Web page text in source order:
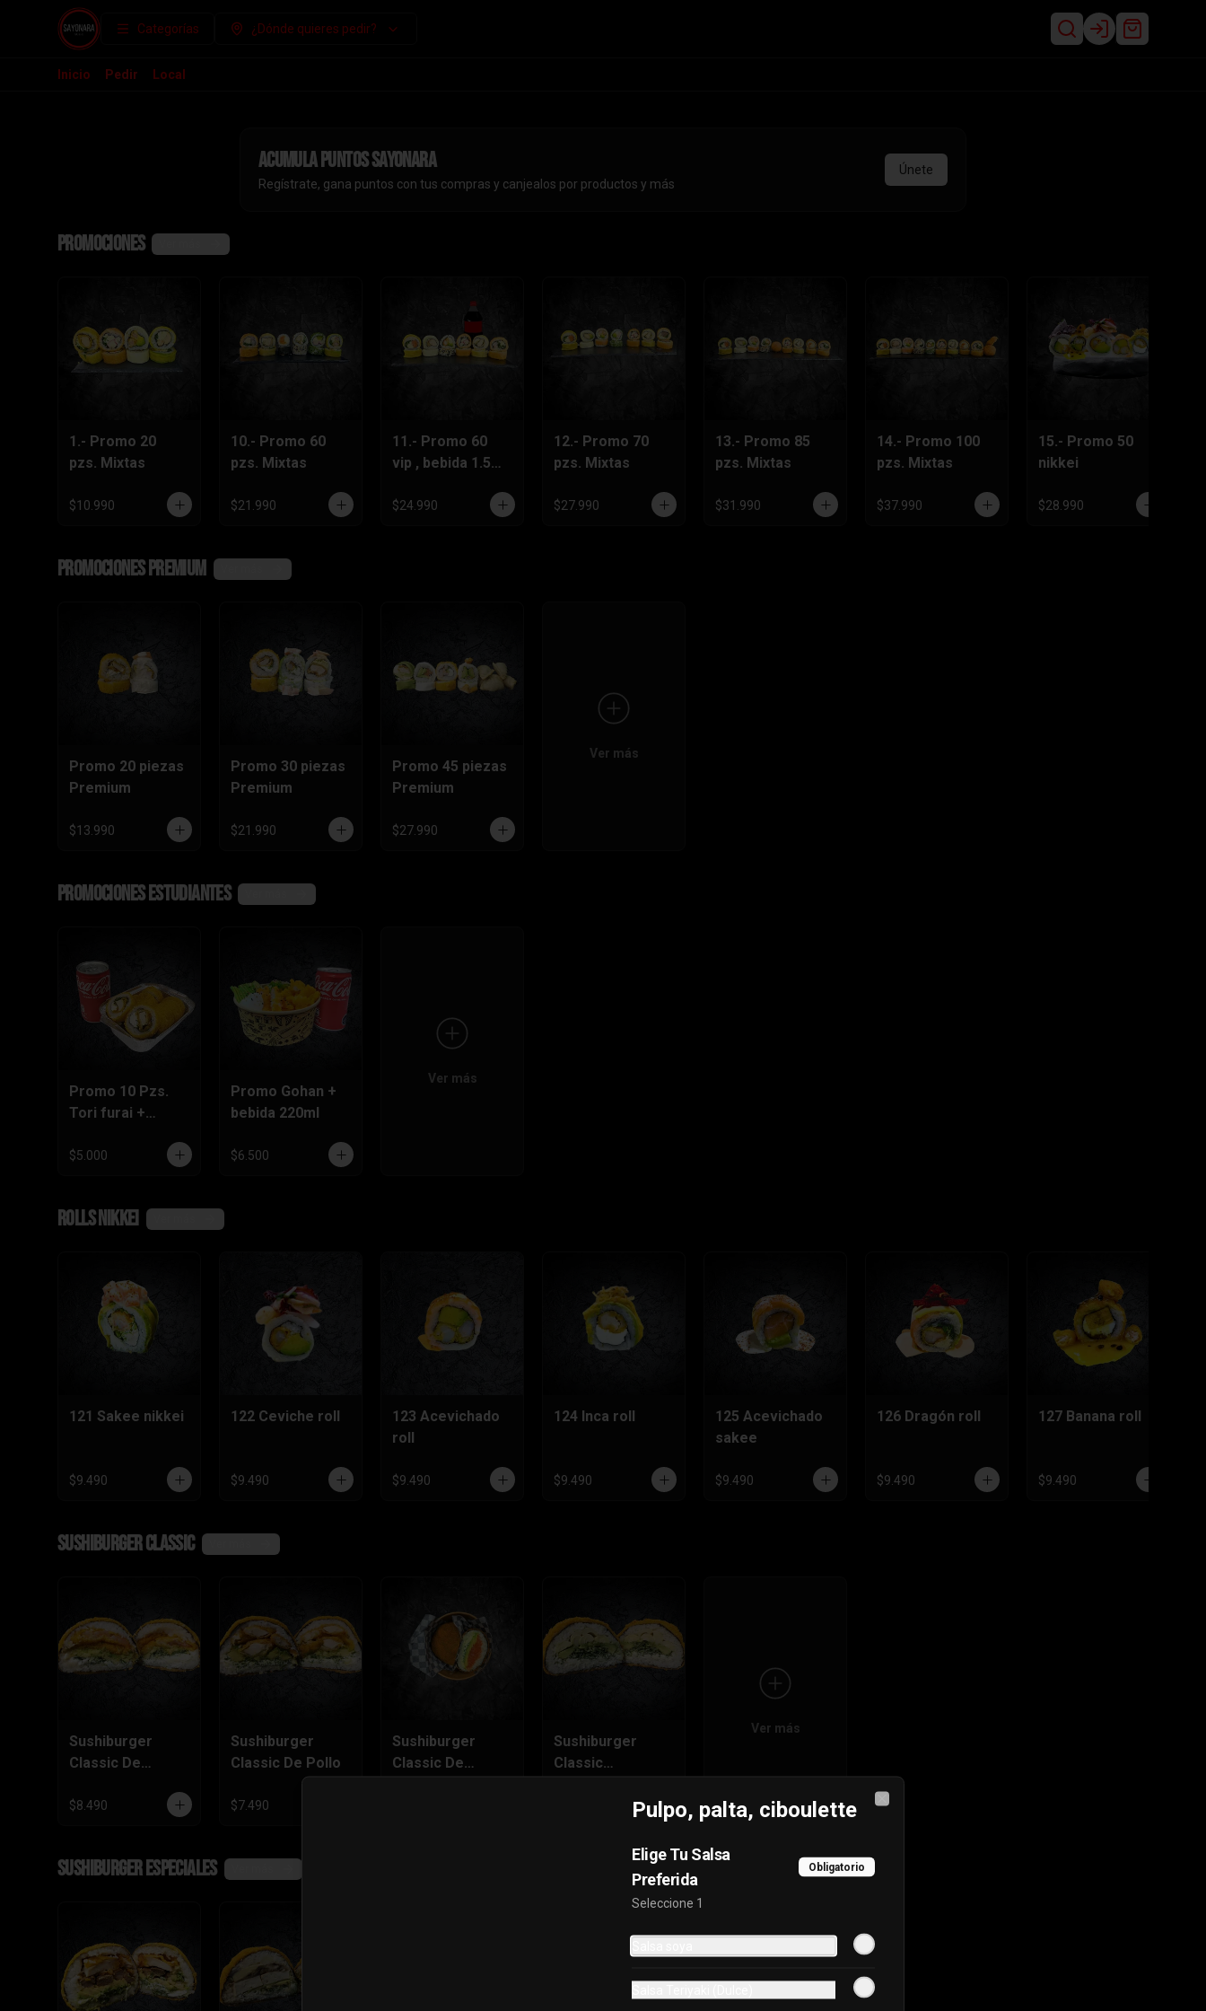
Categorías ¿Dónde quieres pedir?
Login
Inicio Pedir Local
Acumulapuntos sayonara
Regístrate, gana puntos con tus compras y canjealos por productos y más
Únete
Promociones
1.- Promo 20
pzs. Mixtas
$10.990
10.- Promo 60
pzs. Mixtas
$21.990
11.- Promo 60
vip , bebida 1.5
$24.990
12.- Promo 70
pzs. Mixtas
$27.990
13.- Promo 85
pzs. Mixtas
$31.990
14.- Promo 100
pzs. Mixtas
$37.990
15.- Promo 50
nikkei
$28.990
Promociones Premium
Promo 20 piezas
Premium
$13.990
Promo 30 piezas
Premium
$21.990
Promo 45 piezas
Premium
$27.990
Ver más
Promociones Estudiantes
Promo 10 Pzs.
Tori furai +
$5.000
Promo Gohan +
bebida 220ml
$6.500
Ver más
Rolls nikkei
121 Sakee nikkei
$9.490
122 Ceviche roll
$9.490
123 Acevichado
roll
$9.490
124 Inca roll
$9.490
125 Acevichado
sakee
$9.490
126 Dragón roll
$9.490
127 Banana roll
$9.490
SushiBurger Classic
Sushiburger
Classic De
$8.490
Sushiburger
Classic De Pollo
$7.490
Sushiburger
Classic De
Sushiburger
Classic
Ver más
SushiBurger Especiales
Pulpo, palta, ciboulette
Elige Tu Salsa
Preferida
Obligatorio
Seleccione 1